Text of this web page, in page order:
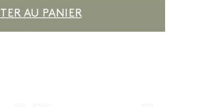
AU PANIER